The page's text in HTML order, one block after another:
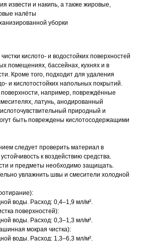
извести и накипь, а также жировые,
налёты
уборки
кислото- и водостойких поверхностей
помещениях, бассейнах, кухнях и в
Кроме того, подходит для удаления
и кислотостойких напольных покрытий.
поверхности, например, повреждённые
латунь, анодированный
природный и
быть повреждены кислотосодержащими
следует проверить материал в
к воздействию средства.
и предметы необходимо защищать.
увлажнить швы и смесители холодной
воды. Расход: 0,4‒1,9 мл/м².
поверхностей):
воды. Расход: 0,3‒1,3 мл/м².
мокрая чистка):
воды. Расход: 1,3‒6,3 мл/м².